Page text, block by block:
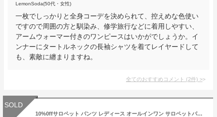
LemonSoda(50代・女性)
一枚でしっかりと全身コーデを決められて、控えめな色使い
ですので周囲の方と馴染み、修学旅行などに着用しやすい、
アームウォーマー付きのワンピースはいかがでしょうか。イ
ンナーにタートルネックの長袖シャツを着てレイヤードして
も、素敵に纏まりますね。
全てのおすすめコメント (2件) >
SOLD
10%0ffサロペット パンツ レディース オールインワン サロペットパンツ オーバーオール 春 夏 秋 冬 ワイドパンツ ガウチョ キャミソール おしゃれ 大人可愛い かわいい きれいめ ゆったり 大人 コーデ 低身長 高身長 細見え 通勤 20代 30代 40代 黒 ブラウン